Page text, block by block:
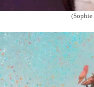
(Sophie